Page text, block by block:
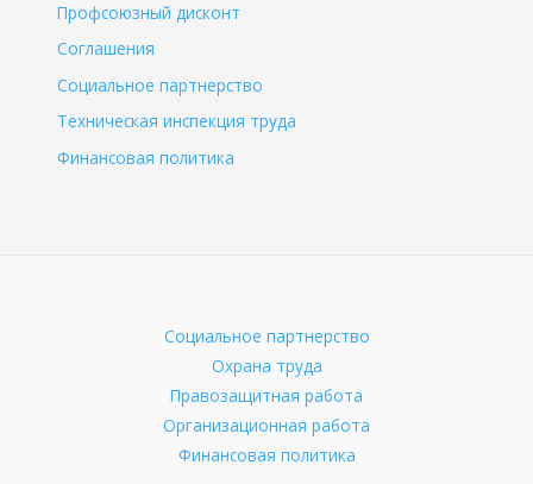
Профсоюзный дисконт
Соглашения
Социальное партнерство
Техническая инспекция труда
Финансовая политика
Социальное партнерство
Охрана труда
Правозащитная работа
Организационная работа
Финансовая политика